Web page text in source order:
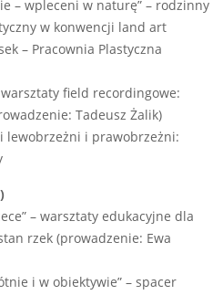
– wpleceni w naturę” – rodzinny
w konwencji land art
– Pracownia Plastyczna
warsztaty field recordingowe:
Tadeusz Żalik)
lewobrzeżni i prawobrzeżni:
– warsztaty edukacyjne dla
rzek (prowadzenie: Ewa
i w obiektywie” – spacer